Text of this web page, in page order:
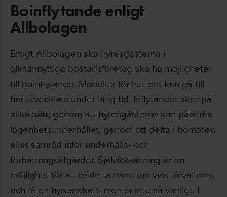
Boinflytande enligt
Allbolagen
Enligt Allbolagen ska hyresgästerna i
allmännyttiga bostadsföretag ska ha möjligheter
till boinflytande. Modeller för hur det kan gå till
har utvecklats under lång tid. Inflytandet sker på
olika sätt; genom att hyresgästerna kan påverka
lägenhetsunderhållet, genom att delta i bomöten
eller samråd inför underhålls- och
förbättringsåtgärder. Självförvaltning är en
möjlighet för att både ta hand om viss förvaltning
och få en hyresrabatt, men är inte så vanligt. I